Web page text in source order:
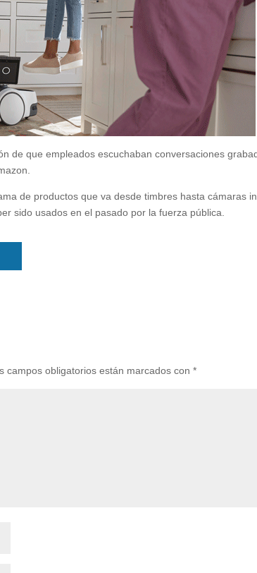
de que empleados escuchaban conversaciones
de productos que va desde timbres hasta cámaras
sido usados en el pasado por la fuerza pública.
campos obligatorios están marcados con*